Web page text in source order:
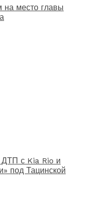
на место главы
ДТП с Kia Rio и
под Тацинской